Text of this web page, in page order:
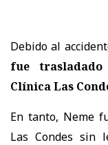
Debido al
fue
Clínica Las
En tanto, Neme
Las Condes sin